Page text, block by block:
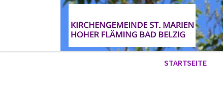
STARTSEITE